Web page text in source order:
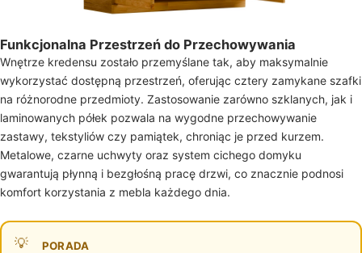
Funkcjonalna Przestrzeń do Przechowywania
Wnętrze kredensu zostało przemyślane tak, aby maksymalnie
wykorzystać dostępną przestrzeń, oferując cztery zamykane szafki
na różnorodne przedmioty. Zastosowanie zarówno szklanych, jak i
laminowanych półek pozwala na wygodne przechowywanie
zastawy, tekstyliów czy pamiątek, chroniąc je przed kurzem.
Metalowe, czarne uchwyty oraz system cichego domyku
gwarantują płynną i bezgłośną pracę drzwi, co znacznie podnosi
komfort korzystania z mebla każdego dnia.
PORADA